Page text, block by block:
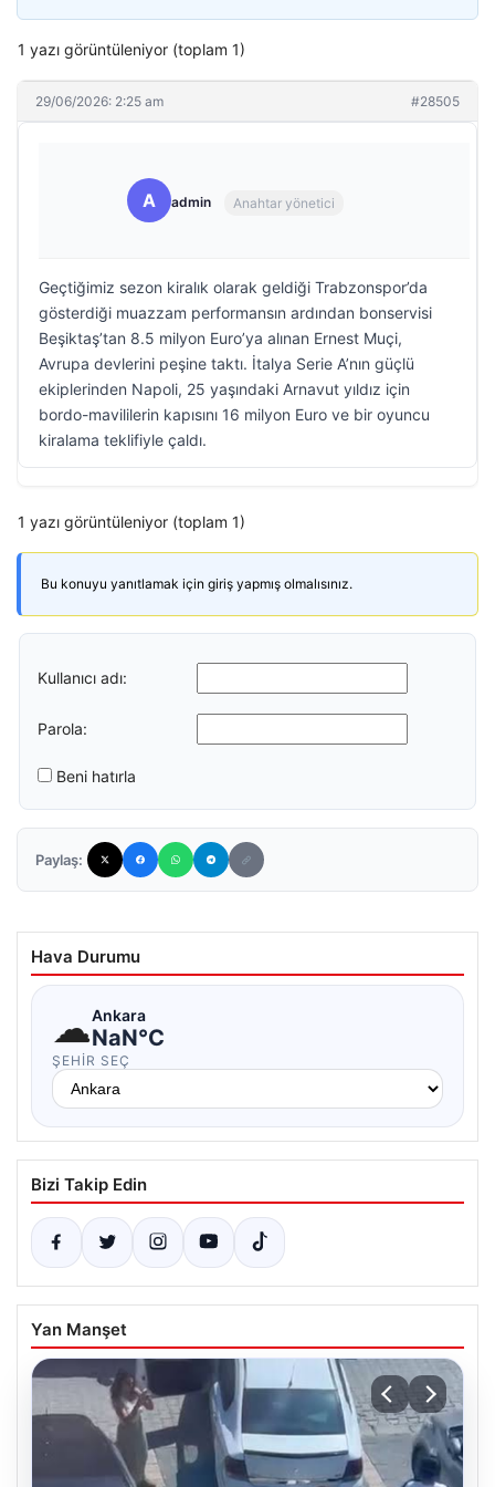
1 yazı görüntüleniyor (toplam 1)
29/06/2026: 2:25 am #28505
A admin Anahtar yönetici
Geçtiğimiz sezon kiralık olarak geldiği Trabzonspor’da
gösterdiği muazzam performansın ardından bonservisi
Beşiktaş’tan 8.5 milyon Euro’ya alınan Ernest Muçi,
Avrupa devlerini peşine taktı. İtalya Serie A’nın güçlü
ekiplerinden Napoli, 25 yaşındaki Arnavut yıldız için
bordo-mavililerin kapısını 16 milyon Euro ve bir oyuncu
kiralama teklifiyle çaldı.
1 yazı görüntüleniyor (toplam 1)
Bu konuyu yanıtlamak için giriş yapmış olmalısınız.
Kullanıcı adı:
Parola:
Beni hatırla
Paylaş:
Hava Durumu
☁Ankara
NaN°C
ŞEHIR SEÇ
Bizi Takip Edin
Yan Manşet